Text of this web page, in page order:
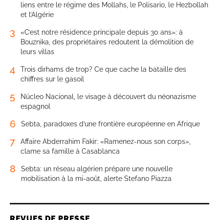
liens entre le régime des Mollahs, le Polisario, le Hezbollah
et l’Algérie
3
«C’est notre résidence principale depuis 30 ans»: à
Bouznika, des propriétaires redoutent la démolition de
leurs villas
4
Trois dirhams de trop? Ce que cache la bataille des
chiffres sur le gasoil
5
Núcleo Nacional, le visage à découvert du néonazisme
espagnol
6 Sebta, paradoxes d’une frontière européenne en Afrique
7
Affaire Abderrahim Fakir: «Ramenez-nous son corps»,
clame sa famille à Casablanca
8
Sebta: un réseau algérien prépare une nouvelle
mobilisation à la mi-août, alerte Stefano Piazza